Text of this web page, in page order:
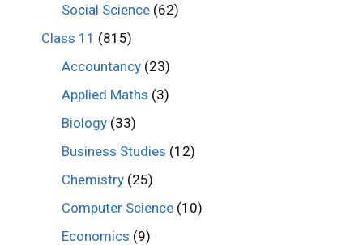
Social Science (62)
Class 11 (815)
Accountancy (23)
Applied Maths (3)
Biology (33)
Business Studies (12)
Chemistry (25)
Computer Science (10)
Economics (9)